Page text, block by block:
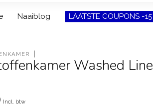
Naaiblog LAATSTE COUPONS -
Washed
Incl. btw